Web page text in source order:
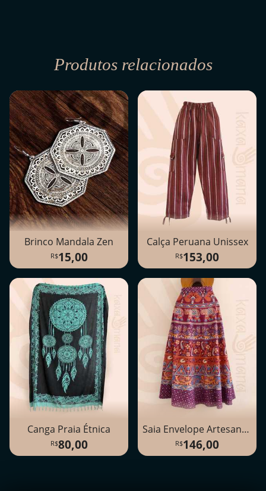
Produtos relacionados
Brinco Mandala Zen
15,00
Calça Peruana Unissex
153,00
Canga Praia Étnica
80,00
Saia Envelope Artesanal Indiana
146,00